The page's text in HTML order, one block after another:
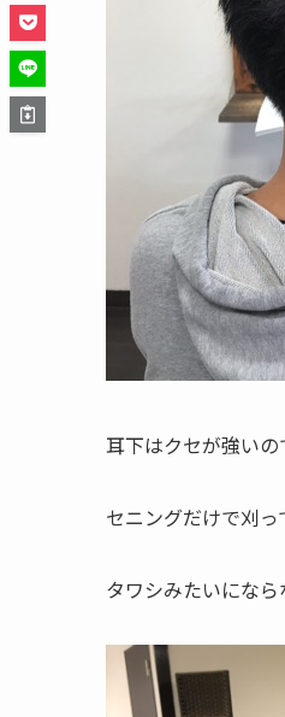
耳下はクセが強いの
セニングだけで刈っ
タワシみたいになら